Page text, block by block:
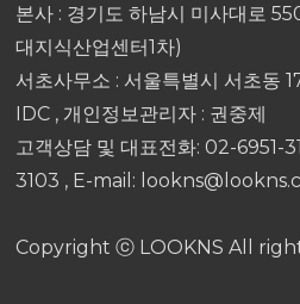
본사 : 경기도 하남시 미사대로
대지식산업센터1차)
서초사무소 : 서울특별시 서초동
IDC , 개인정보관리자 : 권중제
고객상담 및 대표전화: 02-6951-
3103 , E-mail:
Copyright ⓒ LOOKNS All